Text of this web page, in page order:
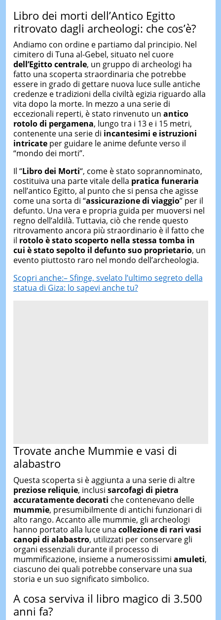
Libro dei morti dell’Antico Egitto
ritrovato dagli archeologi: che cos’è?
Andiamo con ordine e partiamo dal principio. Nel
cimitero di Tuna al-Gebel, situato nel cuore
dell’Egitto centrale, un gruppo di archeologi ha
fatto una scoperta straordinaria che potrebbe
essere in grado di gettare nuova luce sulle antiche
credenze e tradizioni della civiltà egizia riguardo alla
vita dopo la morte. In mezzo a una serie di
eccezionali reperti, è stato rinvenuto un antico
rotolo di pergamena, lungo tra i 13 e i 15 metri,
contenente una serie di incantesimi e istruzioni
intricateper guidare le anime defunte verso il
“mondo dei morti”.
Il “Libro dei Morti“, come è stato soprannominato,
costituiva una parte vitale della pratica funeraria
nell’antico Egitto, al punto che si pensa che agisse
come una sorta di “assicurazione di viaggio” per il
defunto. Una vera e propria guida per muoversi nel
regno dell’aldilà. Tuttavia, ciò che rende questo
ritrovamento ancora più straordinario è il fatto che
il rotolo è stato scoperto nella stessa tomba in
cui è stato sepolto il defunto suo proprietario, un
evento piuttosto raro nel mondo dell’archeologia.
Scopri anche:– Sfinge, svelato l’ultimo segreto della
statua di Giza: lo sapevi anche tu?
Trovate anche Mummie e vasi di
alabastro
Questa scoperta si è aggiunta a una serie di altre
preziose reliquie, inclusi sarcofagi di pietra
accuratamente decorati che contenevano delle
mummie, presumibilmente di antichi funzionari di
alto rango. Accanto alle mummie, gli archeologi
hanno portato alla luce una collezione di rari vasi
canopi di alabastro, utilizzati per conservare gli
organi essenziali durante il processo di
mummificazione, insieme a numerosissimi amuleti,
ciascuno dei quali potrebbe conservare una sua
storia e un suo significato simbolico.
A cosa serviva il libro magico di 3.500
anni fa?